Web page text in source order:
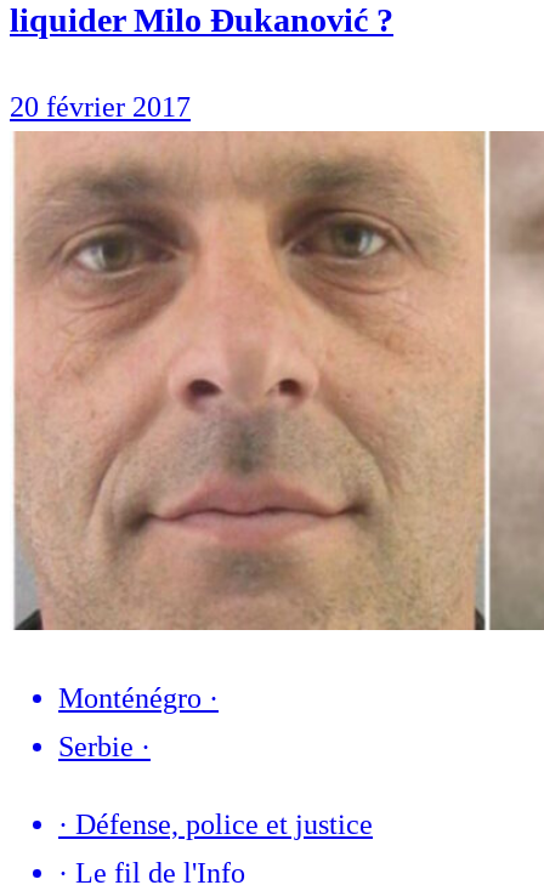
liquider Milo Đukanović ?
20 février 2017
Monténégro ·
Serbie ·
· Défense, police et justice
· Le fil de l'Info